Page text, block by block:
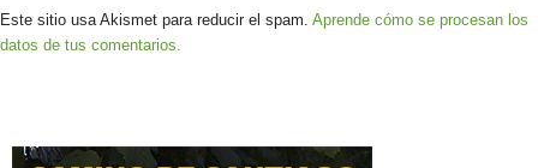
Este sitio usa Akismet para reducir el spam. Aprende cómo se procesan los
datos de tus comentarios.